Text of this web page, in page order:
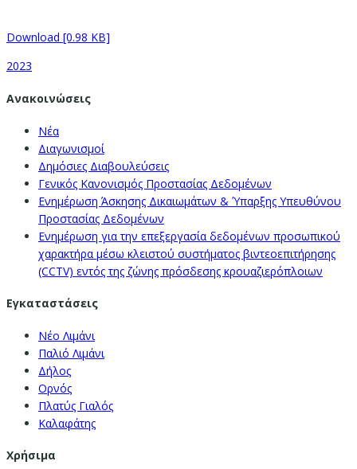
Download [0.98 KB]
2023
Ανακοινώσεις
Νέα
Διαγωνισμοί
Δημόσιες Διαβουλεύσεις
Γενικός Κανονισμός Προστασίας Δεδομένων
Ενημέρωση Άσκησης Δικαιωμάτων & Ύπαρξης Υπευθύνου
Προστασίας Δεδομένων
Ενημέρωση για την επεξεργασία δεδομένων προσωπικού
χαρακτήρα μέσω κλειστού συστήματος βιντεοεπιτήρησης
(CCTV) εντός της ζώνης πρόσδεσης κρουαζιερόπλοιων
Εγκαταστάσεις
Νέο Λιμάνι
Παλιό Λιμάνι
Δήλος
Ορνός
Πλατύς Γιαλός
Καλαφάτης
Χρήσιμα